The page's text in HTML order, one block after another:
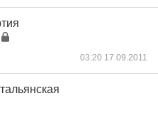
03:20 17.09.2011